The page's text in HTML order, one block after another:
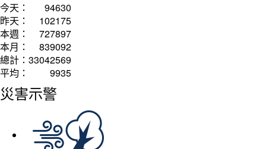
今天：
94630
昨天：
102175
本週：
727897
本月：
839092
總計： 33042569
平均：
9935
災害示警